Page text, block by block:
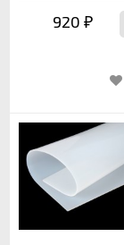
920 ₽